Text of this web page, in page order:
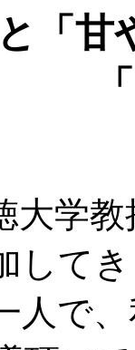
と「
学教
して
人で